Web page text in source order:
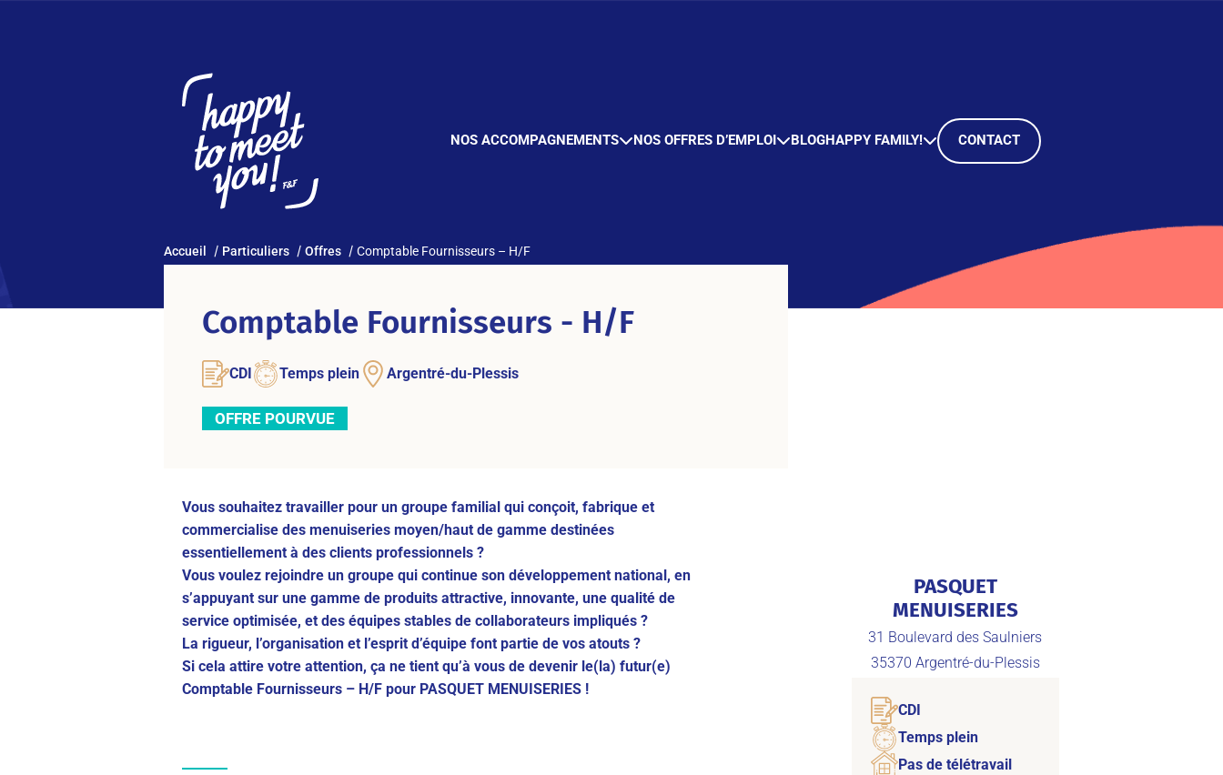
NOS ACCOMPAGNEMENTS NOS OFFRES D’EMPLOI BLOGHAPPY FAMILY! CONTACT
Accueil Particuliers Offres Comptable Fournisseurs – H/F
Comptable Fournisseurs - H/F
CDI Temps plein Argentré-du-Plessis
OFFRE POURVUE
Vous souhaitez travailler pour un groupe familial qui conçoit, fabrique et
commercialise des menuiseries moyen/haut de gamme destinées
essentiellement à des clients professionnels ?
Vous voulez rejoindre un groupe qui continue son développement national, en
s’appuyant sur une gamme de produits attractive, innovante, une qualité de
service optimisée, et des équipes stables de collaborateurs impliqués ?
La rigueur, l’organisation et l’esprit d’équipe font partie de vos atouts ?
Si cela attire votre attention, ça ne tient qu’à vous de devenir le(la) futur(e)
Comptable Fournisseurs – H/F pour PASQUET MENUISERIES !
PASQUET
MENUISERIES
31 Boulevard des Saulniers
35370 Argentré-du-Plessis
CDI
Temps plein
Pas de télétravail